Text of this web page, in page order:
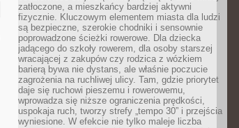
zatłoczone, a mieszkańcy bardziej aktywni
fizycznie. Kluczowym elementem miasta dla ludzi
są bezpieczne, szerokie chodniki i sensownie
poprowadzone ścieżki rowerowe. Dla dziecka
jadącego do szkoły rowerem, dla osoby starszej
wracającej z zakupów czy rodzica z wózkiem
barierą bywa nie dystans, ale właśnie poczucie
zagrożenia na ruchliwej ulicy. Tam, gdzie priorytet
daje się ruchowi pieszemu i rowerowemu,
wprowadza się niższe ograniczenia prędkości,
uspokaja ruch, tworzy strefy „tempo 30” i przejścia
wyniesione. W efekcie nie tylko maleje liczba